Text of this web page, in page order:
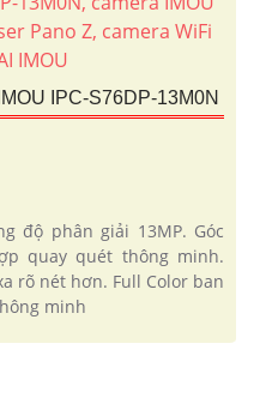
IPC-S76DP-13M0N
độ phân giải 13MP. Góc
quay quét thông minh.
rõ nét hơn. Full Color ban
minh